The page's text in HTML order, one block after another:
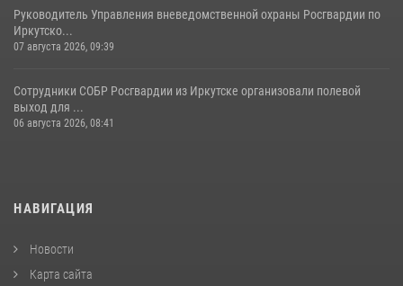
Руководитель Управления вневедомственной охраны Росгвардии по
Иркутско...
07 августа 2026, 09:39
Сотрудники СОБР Росгвардии из Иркутске организовали полевой
выход для ...
06 августа 2026, 08:41
НАВИГАЦИЯ
Новости
Карта сайта